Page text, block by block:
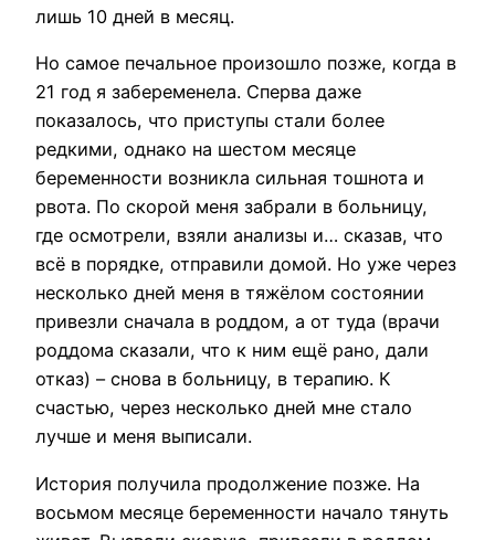
лишь 10 дней в месяц.
Но самое печальное произошло позже, когда в
21 год я забеременела. Сперва даже
показалось, что приступы стали более
редкими, однако на шестом месяце
беременности возникла сильная тошнота и
рвота. По скорой меня забрали в больницу,
где осмотрели, взяли анализы и… сказав, что
всё в порядке, отправили домой. Но уже через
несколько дней меня в тяжёлом состоянии
привезли сначала в роддом, а от туда (врачи
роддома сказали, что к ним ещё рано, дали
отказ) – снова в больницу, в терапию. К
счастью, через несколько дней мне стало
лучше и меня выписали.
История получила продолжение позже. На
восьмом месяце беременности начало тянуть